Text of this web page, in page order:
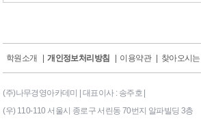
학원소개 개인정보처리방침 이용약관 찾아오시는
(주)나무경영아카데미 | 대표이사 : 송주호 |
(우) 110-110 서울시 종로구 서린동 70번지 알파빌딩 3층